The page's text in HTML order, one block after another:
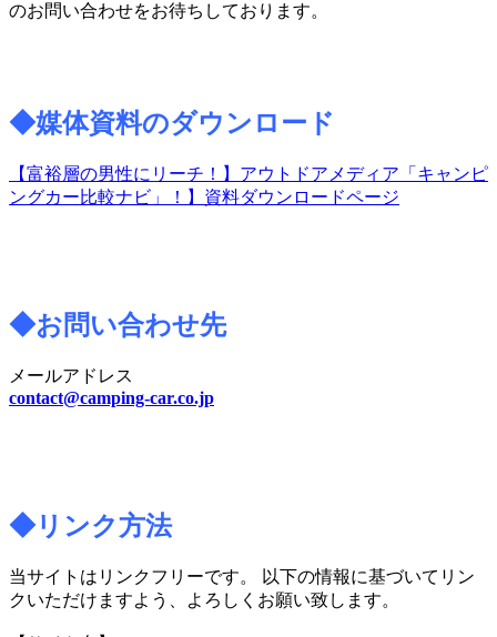
のお問い合わせをお待ちしております。
◆媒体資料のダウンロード
【富裕層の男性にリーチ！】アウトドアメディア「キャンピ
ングカー比較ナビ」！】資料ダウンロードページ
◆お問い合わせ先
メールアドレス
contact@camping-car.co.jp
◆リンク方法
当サイトはリンクフリーです。 以下の情報に基づいてリン
クいただけますよう、
よろしくお願い致します。